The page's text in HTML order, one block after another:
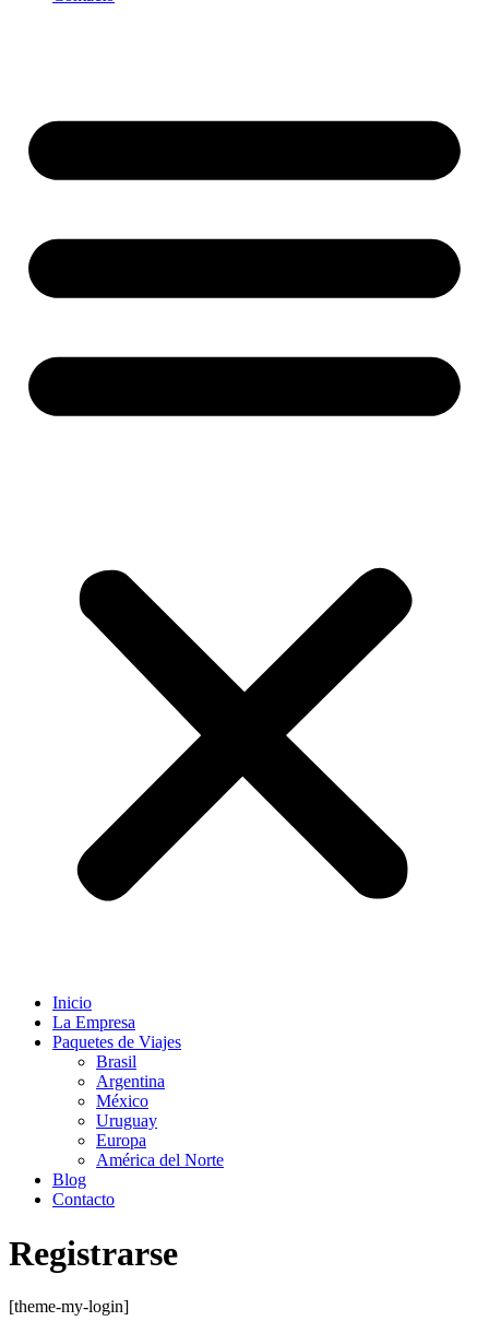
Inicio
La Empresa
Paquetes de Viajes
Brasil
Argentina
México
Uruguay
Europa
América del Norte
Blog
Contacto
Registrarse
[theme-my-login]